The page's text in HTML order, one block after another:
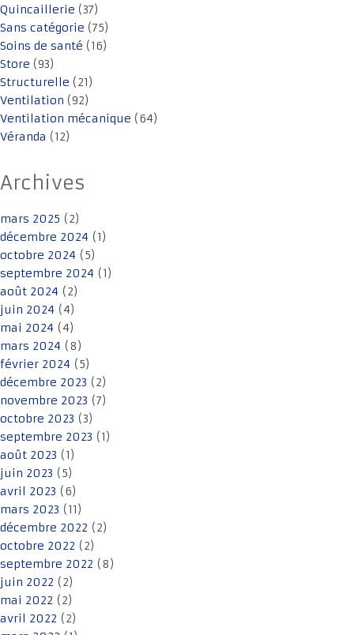
Quincaillerie (37)
Sans catégorie (75)
Soins de santé (16)
Store (93)
Structurelle (21)
Ventilation (92)
Ventilation mécanique (64)
Véranda (12)
Archives
mars 2025 (2)
décembre 2024 (1)
octobre 2024 (5)
septembre 2024 (1)
août 2024 (2)
juin 2024 (4)
mai 2024 (4)
mars 2024 (8)
février 2024 (5)
décembre 2023 (2)
novembre 2023 (7)
octobre 2023 (3)
septembre 2023 (1)
août 2023 (1)
juin 2023 (5)
avril 2023 (6)
mars 2023 (11)
décembre 2022 (2)
octobre 2022 (2)
septembre 2022 (8)
juin 2022 (2)
mai 2022 (2)
avril 2022 (2)